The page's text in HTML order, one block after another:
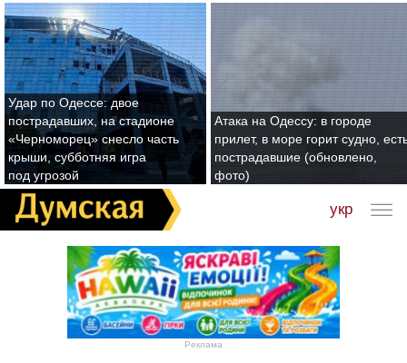
Удар по Одессе: двое
пострадавших, на стадионе
«Черноморец» снесло часть
крыши, субботняя игра
под угрозой
Атака на Одессу: в городе
прилет, в море горит судно,
пострадавшие (обновлено,
фото)
укр
Реклама